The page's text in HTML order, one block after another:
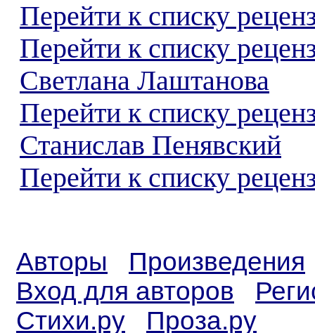
Перейти к списку
Перейти к списку
Светлана Лаштанова
Перейти к списку
Станислав Пенявский
Перейти к списку
Авторы
Произведения
Вход для авторов
Стихи.ру
Проза.ру